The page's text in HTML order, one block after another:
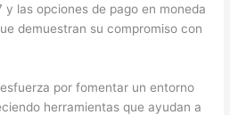
las opciones de pago en moneda
demuestran su compromiso con
por fomentar un entorno
herramientas que ayudan a